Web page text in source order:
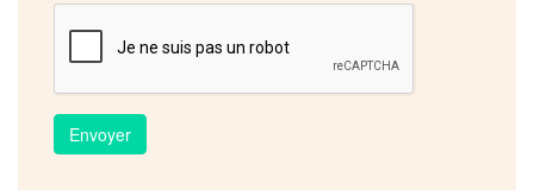
Envoyer